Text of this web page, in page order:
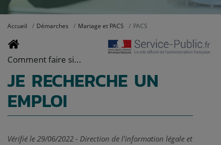
Accueil Démarches Mariage et PACS PACS
Comment faire si...
JE RECHERCHE UN
EMPLOI
Vérifié le 29/06/2022 - Direction de l'information légale et